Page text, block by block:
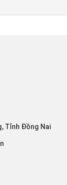
Tỉnh Đồng Nai